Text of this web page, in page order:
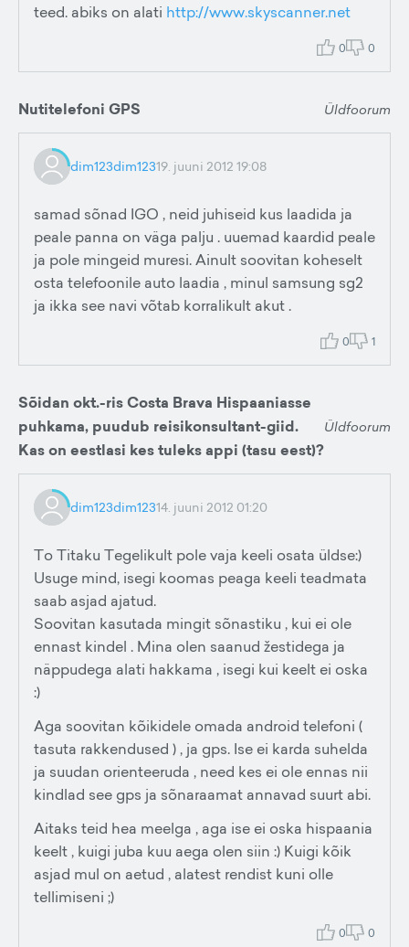
teed. abiks on alati http://www.skyscanner.net
0 0
Nutitelefoni GPS Üldfoorum
dim123dim12319. juuni 2012 19:08
samad sõnad IGO , neid juhiseid kus laadida ja
peale panna on väga palju . uuemad kaardid peale
ja pole mingeid muresi. Ainult soovitan koheselt
osta telefoonile auto laadia , minul samsung sg2
ja ikka see navi võtab korralikult akut .
0 1
Sõidan okt.-ris Costa Brava Hispaaniasse
puhkama, puudub reisikonsultant-giid.
Kas on eestlasi kes tuleks appi (tasu eest)?
Üldfoorum
dim123dim12314. juuni 2012 01:20
To Titaku Tegelikult pole vaja keeli osata üldse:)
Usuge mind, isegi koomas peaga keeli teadmata
saab asjad ajatud.
Soovitan kasutada mingit sõnastiku , kui ei ole
ennast kindel . Mina olen saanud žestidega ja
näppudega alati hakkama , isegi kui keelt ei oska
:)
Aga soovitan kõikidele omada android telefoni (
tasuta rakkendused ) , ja gps. Ise ei karda suhelda
ja suudan orienteeruda , need kes ei ole ennas nii
kindlad see gps ja sõnaraamat annavad suurt abi.
Aitaks teid hea meelga , aga ise ei oska hispaania
keelt , kuigi juba kuu aega olen siin :) Kuigi kõik
asjad mul on aetud , alatest rendist kuni olle
tellimiseni ;)
0 0